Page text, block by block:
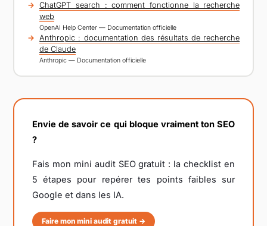
ChatGPT search : comment fonctionne la recherche
web
OpenAI Help Center — Documentation officielle
Anthropic : documentation des résultats de recherche
de Claude
Anthropic — Documentation officielle
Envie de savoir ce qui bloque vraiment ton SEO
?
Fais mon mini audit SEO gratuit : la checklist en
5 étapes pour repérer tes points faibles sur
Google et dans les IA.
Faire mon mini audit gratuit →